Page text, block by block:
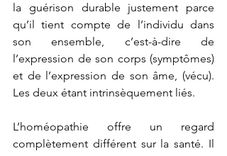
la guérison durable justement parce
qu’il tient compte de l’individu dans
son ensemble, c’est-à-dire de
l’expression de son corps (symptômes)
et de l’expression de son âme, (vécu).
Les deux étant intrinsèquement liés.
L’homéopathie offre un regard
complètement différent sur la santé. Il